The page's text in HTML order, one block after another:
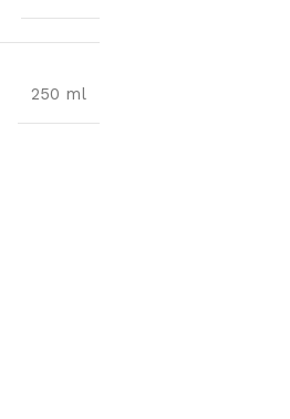
250 ml